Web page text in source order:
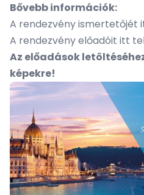
Bővebb információk:
A rendezvény ismertetőjét
A rendezvény előadóit itt
Az előadások
képekre!